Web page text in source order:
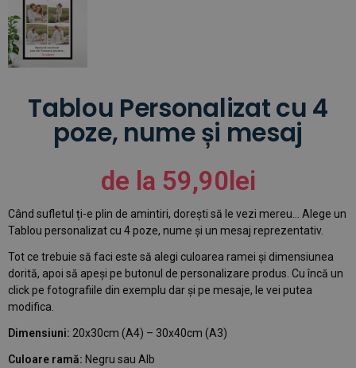
Tablou Personalizat cu 4
poze, nume și mesaj
de la 59,90lei
Când sufletul ți-e plin de amintiri, dorești să le vezi mereu… Alege un
Tablou personalizat cu 4 poze, nume și un mesaj reprezentativ.
Tot ce trebuie să faci este să alegi culoarea ramei și dimensiunea
dorită, apoi să apeși pe butonul de personalizare produs. Cu încă un
click pe fotografiile din exemplu dar și pe mesaje, le vei putea
modifica.
Dimensiuni: 20x30cm (A4) – 30x40cm (A3)
Culoare ramă: Negru sau Alb